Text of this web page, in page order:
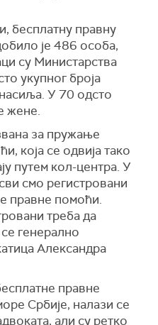
бесплатну правну
је 486 особа,
су Министарства
укупног броја
У 70 одсто
жене.
за пружање
која се одвија тако
путем кол-центра. У
смо регистровани
правне помоћи.
треба да
генерално
Александра
правне
Србије, налази се
али су ретко